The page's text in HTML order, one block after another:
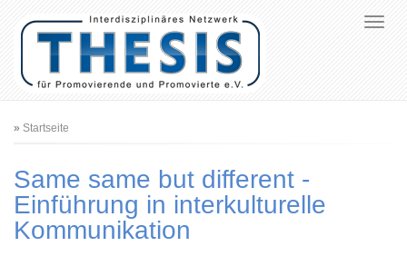
Pfadnavigation
Startseite
Same same but different -
Einführung in interkulturelle
Kommunikation